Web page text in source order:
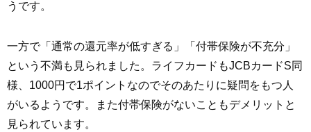
うです。
一方で「通常の還元率が低すぎる」「付帯保険が不充分」
という不満も見られました。ライフカードもJCBカードS同
様、1000円で1ポイントなのでそのあたりに疑問をもつ人
がいるようです。また付帯保険がないこともデメリットと
見られています。